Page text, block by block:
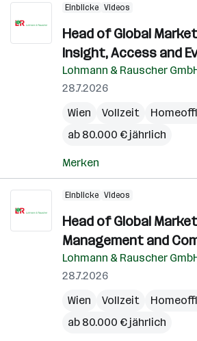
Einblicke Videos
Head of Global
Insight, Access and
Lohmann & Rauscher
28.7.2026
Wien
Vollzeit
ab 80.000 € jährlich
Merken
Einblicke Videos
Head of Global
Management and
Lohmann & Rauscher
28.7.2026
Wien
Vollzeit
ab 80.000 € jährlich